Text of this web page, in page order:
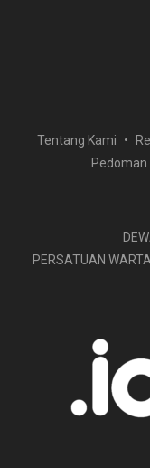
Tentang Kami
PERSATUAN